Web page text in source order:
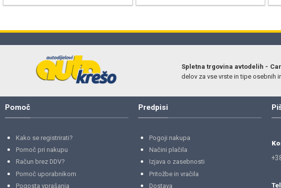
Spletna trgovina avtodelih -
delov za vse vrste in tipe osebnih
Pomoč
Kako se registrirati?
Pomoč pri nakupu
Račun brez DDV?
Pomoč uporabnikom
Pogosta vprašanja
Predpisi
Pogoji nakupa
Načini plačila
Izjava o zasebnosti
Pritožbe in vračila
Dostava